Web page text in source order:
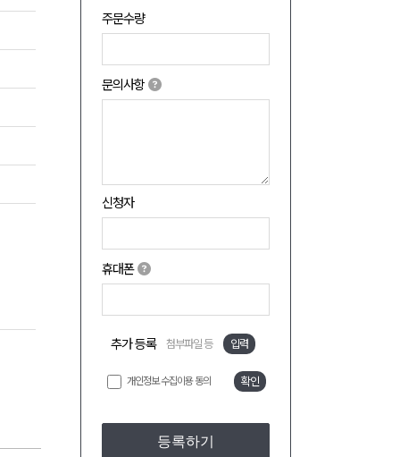
주문수량
문의사항
신청자
휴대폰
추가 등록 첨부파일 등 입력
개인정보 수집이용 동의 확인
등록하기